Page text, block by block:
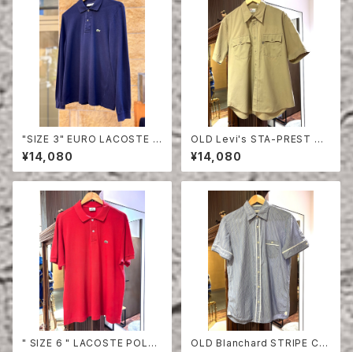
"SIZE 3" EURO LACOSTE P
OLO SHIRT LONG SLEEVE
¥14,080
OLD Levi's STA-PREST HA
LF SLEEVE SHIRT
¥14,080
" SIZE 6 " LACOSTE POLO
OLD Blanchard STRIPE CO